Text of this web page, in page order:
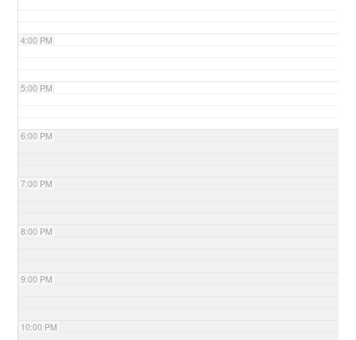
4:00 PM
5:00 PM
6:00 PM
7:00 PM
8:00 PM
9:00 PM
10:00 PM